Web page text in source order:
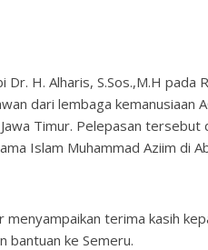
Dr. H. Alharis, S.Sos.,M.H pada
dari lembaga kemanusiaan
Timur. Pelepasan
Islam Muhammad Aziim di
terima kasih
bantuan ke Semeru.